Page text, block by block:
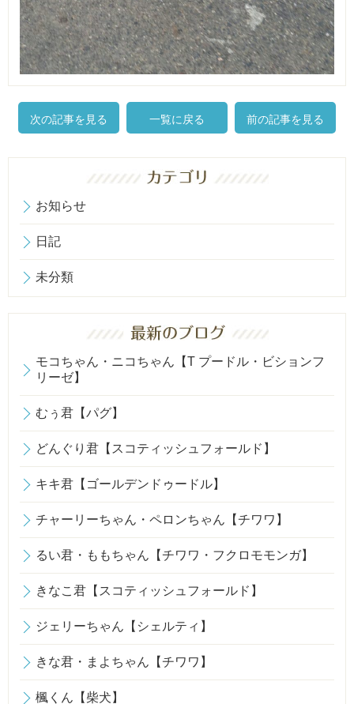
次の記事を見る 一覧に戻る 前の記事を見る
お知らせ
日記
未分類
モコちゃん・ニコちゃん【T プードル・ビションフ
リーゼ】
むぅ君【パグ】
どんぐり君【スコティッシュフォールド】
キキ君【ゴールデンドゥードル】
チャーリーちゃん・ペロンちゃん【チワワ】
るい君・ももちゃん【チワワ・フクロモモンガ】
きなこ君【スコティッシュフォールド】
ジェリーちゃん【シェルティ】
きな君・まよちゃん【チワワ】
楓くん【柴犬】